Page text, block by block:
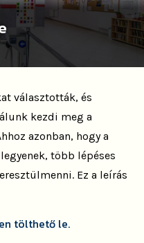
választották, és
kezdi meg a
azonban, hogy a
több lépéses
Ez a leírás
tölthető le.